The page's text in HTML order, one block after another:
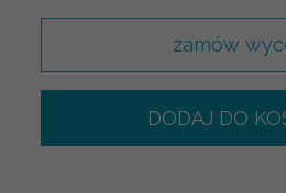
zamów
DODAJ DO